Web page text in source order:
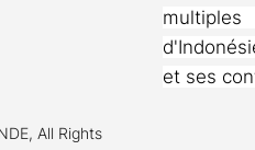
All Rights
et ses